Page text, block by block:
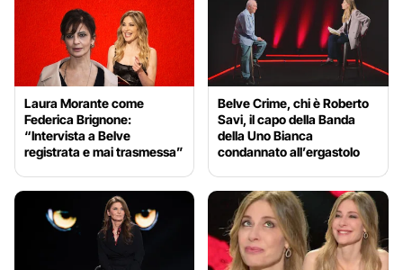
Laura Morante come
Federica Brignone:
“Intervista a Belve
registrata e mai trasmessa”
Belve Crime, chi è Roberto
Savi, il capo della Banda
della Uno Bianca
condannato all’ergastolo